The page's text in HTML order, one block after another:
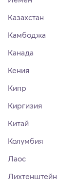
Казахстан
Камбоджа
Канада
Кения
Кипр
Киргизия
Китай
Колумбия
Лаос
Лихтенштейн